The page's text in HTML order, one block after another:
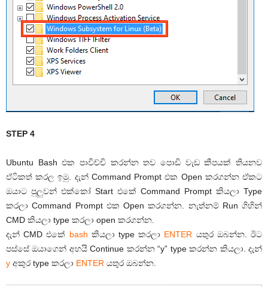
STEP 4
Ubuntu Bash එක පාවිච්චි කරන්න තව පොඩි වැඩ කීපයක් තියනව
ඒටිකත් කරල ඉමු. දැන් Command Prompt එක Open කරගන්න ඒකට
ඔයාට පුලුවන් එක්කෝ Start එකේ Command Prompt කියලා Type
කරලා Command Prompt එක Open කරගන්න. නැත්නම් Run ගිහින්
CMD කියලා type කරලා open කරගන්න.
දැන් CMD එකේ bash කියලා type කරලා ENTER යතුර ඔබන්න. ඊට
පස්සේ ඔයාගෙන් අහයි Continue කරන්න “y” type කරන්න කියලා. දැන්
y අකුර type කරලා ENTER යතුර ඔබන්න.